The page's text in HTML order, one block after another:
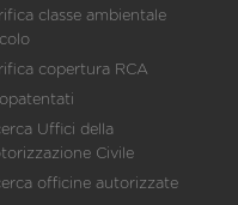
classe ambientale
copertura RCA
Uffici della
Civile
officine autorizzate